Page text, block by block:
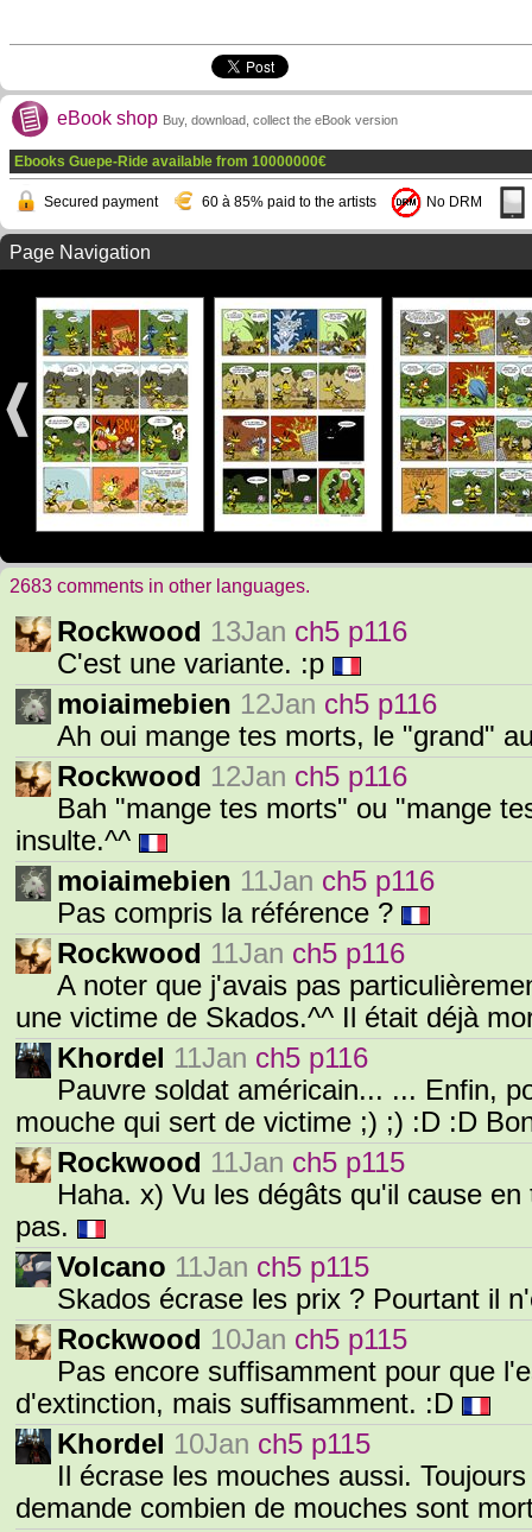
eBook shop Buy, download, collect the eBook version
Ebooks Guepe-Ride available from 10000000€
Secured payment 60 à 85% paid to the artists No DRM
Page Navigation
2683 comments in other languages.
Rockwood 13Jan ch5 p116
C'est une variante. :p
moiaimebien 12Jan ch5 p116
Ah oui mange tes morts, le "grand"
Rockwood 12Jan ch5 p116
Bah "mange tes morts" ou "mange
insulte.^^
moiaimebien 11Jan ch5 p116
Pas compris la référence ?
Rockwood 11Jan ch5 p116
A noter que j'avais pas
une victime de Skados.^^ Il était déjà
Khordel 11Jan ch5 p116
Pauvre soldat américain... ... Enfin,
mouche qui sert de victime ;) ;) :D :D
Rockwood 11Jan ch5 p115
Haha. x) Vu les dégâts qu'il cause
pas.
Volcano 11Jan ch5 p115
Skados écrase les prix ? Pourtant il
Rockwood 10Jan ch5 p115
Pas encore suffisamment pour que
d'extinction, mais suffisamment. :D
Khordel 10Jan ch5 p115
Il écrase les mouches aussi.
demande combien de mouches sont